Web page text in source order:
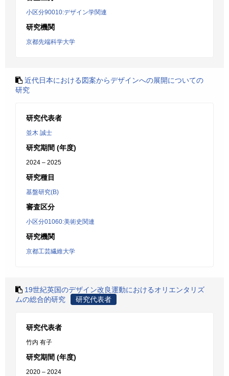
小区分90010:デザイン学関連
研究機関
京都先端科学大学
近代日本における図案からデザインへの展開についての
研究
研究代表者
並木 誠士
研究期間 (年度)
2024 – 2025
研究種目
基盤研究(B)
審査区分
小区分01060:美術史関連
研究機関
京都工芸繊維大学
19世紀英国のデザイン改良運動におけるオリエンタリズ
ムの総合的研究
研究代表者
研究代表者
竹内 有子
研究期間 (年度)
2020 – 2024